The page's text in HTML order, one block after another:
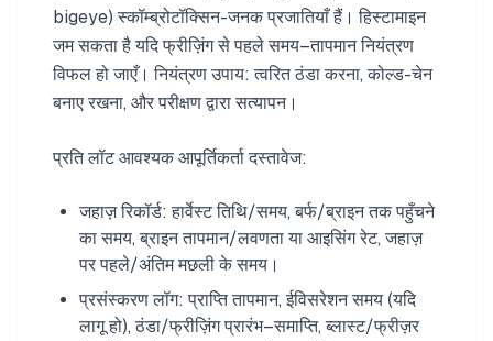
bigeye) स्कॉम्ब्रोटॉक्सिन-जनक प्रजातियाँ हैं। हिस्टामाइन
जम सकता है यदि फ्रीज़िंग से पहले समय–तापमान नियंत्रण
विफल हो जाएँ। नियंत्रण उपाय: त्वरित ठंडा करना, कोल्ड-चेन
बनाए रखना, और परीक्षण द्वारा सत्यापन।
प्रति लॉट आवश्यक आपूर्तिकर्ता दस्तावेज:
जहाज़ रिकॉर्ड: हार्वेस्ट तिथि/समय, बर्फ/ब्राइन तक पहुँचने
का समय, ब्राइन तापमान/लवणता या आइसिंग रेट, जहाज़
पर पहले/अंतिम मछली के समय।
प्रसंस्करण लॉग: प्राप्ति तापमान, ईविसरेशन समय (यदि
लागू हो), ठंडा/फ्रीज़िंग प्रारंभ–समाप्ति, ब्लास्ट/फ्रीज़र